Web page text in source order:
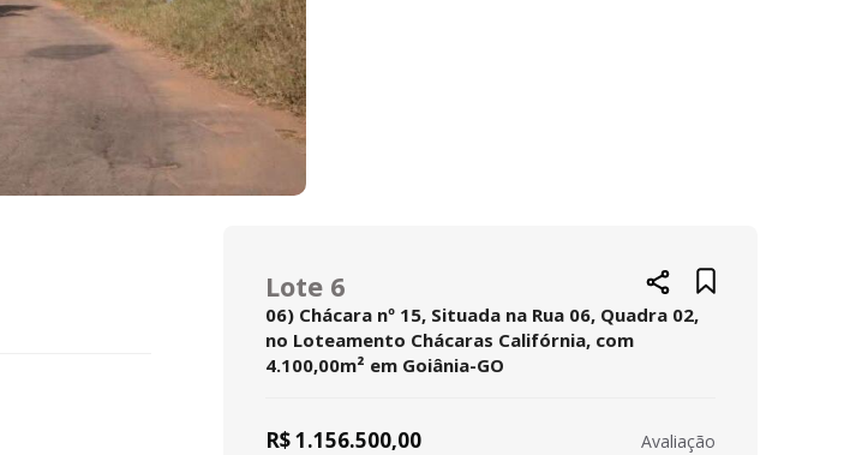
Lote 6
06) Chácara nº 15, Situada na Rua 06, Quadra 02,
no Loteamento Chácaras Califórnia, com
4.100,00m² em Goiânia-GO
R$ 1.156.500,00 Avaliação